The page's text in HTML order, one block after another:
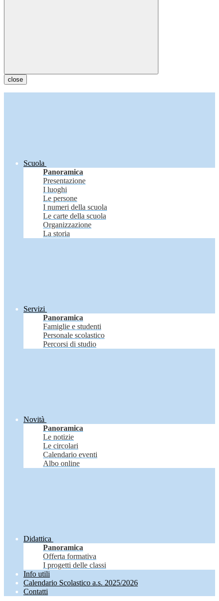
close
Scuola
Panoramica
Presentazione
I luoghi
Le persone
I numeri della scuola
Le carte della scuola
Organizzazione
La storia
Servizi
Panoramica
Famiglie e studenti
Personale scolastico
Percorsi di studio
Novità
Panoramica
Le notizie
Le circolari
Calendario eventi
Albo online
Didattica
Panoramica
Offerta formativa
I progetti delle classi
Info utili
Calendario Scolastico a.s. 2025/2026
Contatti